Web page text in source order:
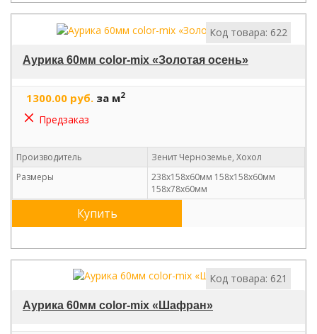
Код товара: 622
Аурика 60мм color-mix «Золотая осень»
1300.00 руб. за м2
Предзаказ
Производитель
Зенит Черноземье, Хохол
Размеры
238х158х60мм 158х158х60мм
158х78х60мм
Купить
Код товара: 621
Аурика 60мм color-mix «Шафран»